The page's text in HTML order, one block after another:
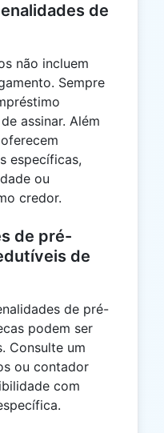
de
não incluem
Sempre
assinar. Além
específicas,
ou
credor.
de pré-
de
de pré-
podem ser
Consulte um
ou contador
com